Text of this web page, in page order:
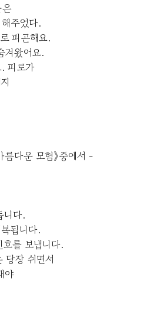
주었다.
피곤해요.
겨왔어요.
피로가
름다운 모험》중에서 -
니다.
됩니다.
를 보냅니다.
당장 쉬면서
야